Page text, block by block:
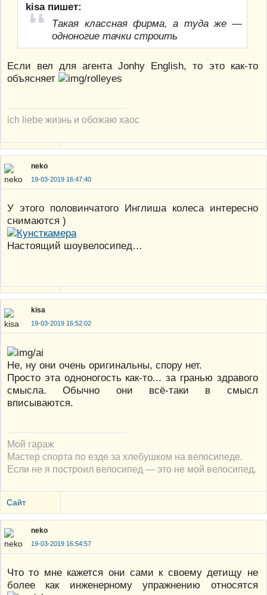
kisa пишет:
Такая классная фирма, а туда же —
одноногие тачки строить
Если вел для агента Jonhy English, то это как-то
объясняет
ich liebe жизнь и обожаю хаос
neko
19-03-2019 16:47:40
У этого половинчатого Инглиша колеса интересно
снимаются )
Настоящий шоувелосипед…
kisa
19-03-2019 16:52:02
Не, ну они очень оригинальны, спору нет.
Просто эта одноногость как-то... за гранью здравого
смысла. Обычно они всё-таки в смысл
вписываются.
Мой гараж
Мастер спорта по езде за хлебушком на велосипеде.
Если не я построил велосипед — это не мой велосипед.
Сайт
neko
19-03-2019 16:54:57
Что то мне кажется они сами к своему детищу не
более как инженерному упражнению относятся